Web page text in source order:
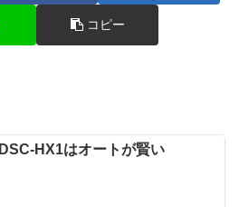
コピー
DSC-HX1はオートが賢い